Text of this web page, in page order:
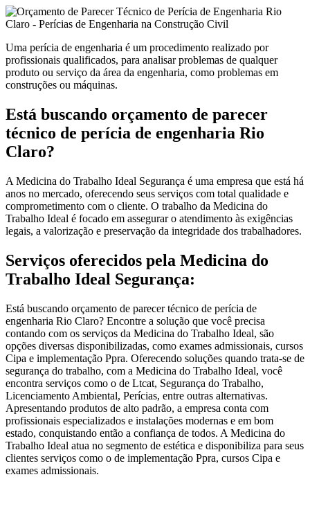
Uma perícia de engenharia é um procedimento realizado por
profissionais qualificados, para analisar problemas de qualquer
produto ou serviço da área da engenharia, como problemas em
construções ou máquinas.
Está buscando orçamento de parecer
técnico de perícia de engenharia Rio
Claro?
A Medicina do Trabalho Ideal Segurança é uma empresa que está há
anos no mercado, oferecendo seus serviços com total qualidade e
comprometimento com o cliente. O trabalho da Medicina do
Trabalho Ideal é focado em assegurar o atendimento às exigências
legais, a valorização e preservação da integridade dos trabalhadores.
Serviços oferecidos pela Medicina do
Trabalho Ideal Segurança:
Está buscando orçamento de parecer técnico de perícia de
engenharia Rio Claro? Encontre a solução que você precisa
contando com os serviços da Medicina do Trabalho Ideal, são
opções diversas disponibilizadas, como exames admissionais, cursos
Cipa e implementação Ppra. Oferecendo soluções quando trata-se de
segurança do trabalho, com a Medicina do Trabalho Ideal, você
encontra serviços como o de Ltcat, Segurança do Trabalho,
Licenciamento Ambiental, Perícias, entre outras alternativas.
Apresentando produtos de alto padrão, a empresa conta com
profissionais especializados e instalações modernas e em bom
estado, conquistando então a confiança de todos. A Medicina do
Trabalho Ideal atua no segmento de estética e disponibiliza para seus
clientes serviços como o de implementação Ppra, cursos Cipa e
exames admissionais.